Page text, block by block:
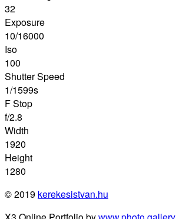
32
Exposure
10/16000
Iso
100
Shutter Speed
1/1599s
F Stop
f/2.8
Width
1920
Height
1280
© 2019 kerekesistvan.hu